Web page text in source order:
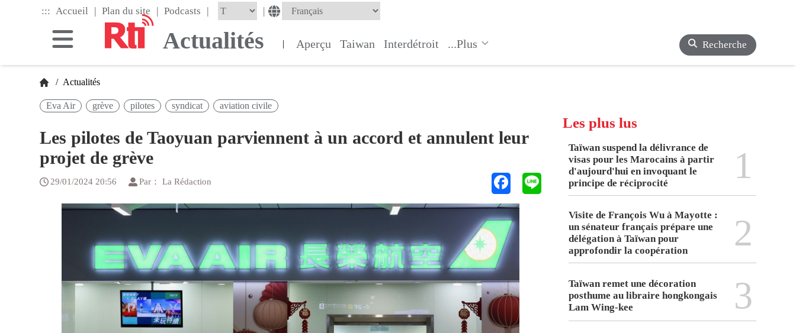
::: Accueil | Plan du site | Podcasts | |
Actualités | Aperçu Taiwan Interdétroit ...Plus Recherche
/ Actualités
Eva Air grève pilotes syndicat aviation civile
Les pilotes de Taoyuan parviennent à un accord et annulent leur
projet de grève
29/01/2024 20:56 Par： La Rédaction
Les plus lus
Taïwan suspend la délivrance de
visas pour les Marocains à partir
d'aujourd'hui en invoquant le
principe de réciprocité
1
Visite de François Wu à Mayotte :
un sénateur français prépare une
délégation à Taïwan pour
approfondir la coopération
2
Taïwan remet une décoration
posthume au libraire hongkongais
Lam Wing-kee
3